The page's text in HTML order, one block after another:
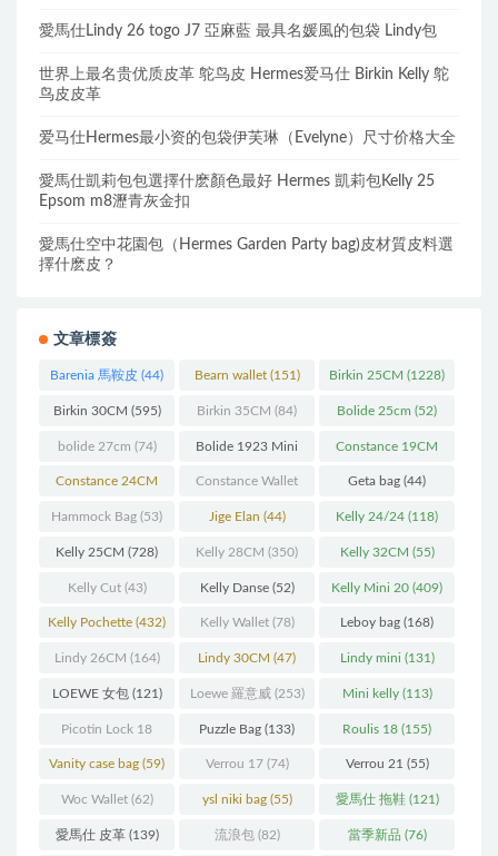
愛馬仕Lindy 26 togo J7 亞麻藍 最具名媛風的包袋 Lindy包
世界上最名贵优质皮革 鸵鸟皮 Hermes爱马仕 Birkin Kelly 鸵
鸟皮皮革
爱马仕Hermes最小资的包袋伊芙琳（Evelyne）尺寸价格大全
愛馬仕凱莉包包選擇什麽顏色最好 Hermes 凱莉包Kelly 25
Epsom m8瀝青灰金扣
愛馬仕空中花園包（Hermes Garden Party bag)皮材質皮料選
擇什麽皮？
文章標簽
Barenia 馬鞍皮 (44) Bearn wallet(151) Birkin 25CM (1228)
Birkin 30CM (595) Birkin 35CM (84) Bolide 25cm (52)
bolide 27cm (74) Bolide 1923 Mini
(93)
Constance 19CM
(571)
Constance 24CM
(216)
Constance Wallet
(60)
Geta bag (44)
Hammock Bag (53) Jige Elan (44) Kelly 24/24 (118)
Kelly 25CM (728) Kelly 28CM (350) Kelly 32CM (55)
Kelly Cut(43) Kelly Danse(52) Kelly Mini 20 (409)
Kelly Pochette (432) Kelly Wallet(78) Leboy bag (168)
Lindy 26CM (164) Lindy 30CM (47) Lindy mini (131)
LOEWE 女包(121) Loewe 羅意威(253) Mini kelly(113)
Picotin Lock 18
(202)
Puzzle Bag (133) Roulis 18 (155)
Vanity case bag (59) Verrou 17(74) Verrou 21 (55)
Woc Wallet(62) ysl niki bag(55) 愛馬仕 拖鞋(121)
愛馬仕 皮革(139) 流浪包(82) 當季新品 (76)